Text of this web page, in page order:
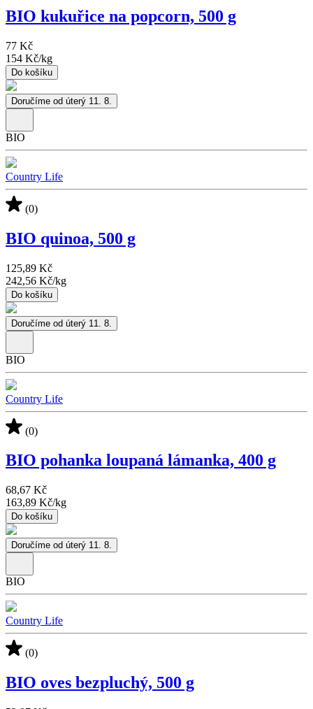
BIO kukuřice na popcorn, 500 g
77 Kč
154 Kč/kg
Do košíku
Doručíme od úterý 11. 8.
BIO
Country Life
(0)
BIO quinoa, 500 g
125,89 Kč
242,56 Kč/kg
Do košíku
Doručíme od úterý 11. 8.
BIO
Country Life
(0)
BIO pohanka loupaná lámanka, 400 g
68,67 Kč
163,89 Kč/kg
Do košíku
Doručíme od úterý 11. 8.
BIO
Country Life
(0)
BIO oves bezpluchý, 500 g